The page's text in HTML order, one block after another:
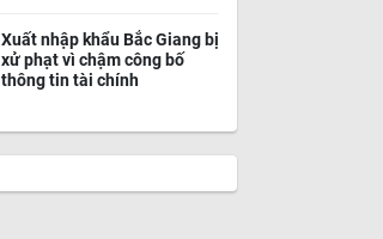
Xuất nhập khẩu Bắc Giang bị
xử phạt vì chậm công bố
thông tin tài chính